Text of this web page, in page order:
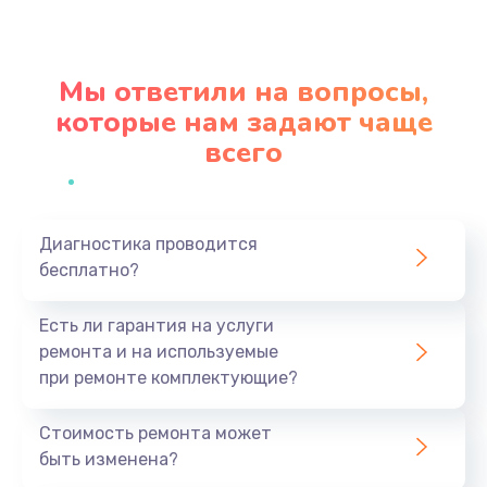
Заказать
Замена экрана
Замена шлейфа матрицы
Заказать
1060 руб.
Мы ответили на вопросы,
которые нам задают чаще
всего
Диагностика проводится
бесплатно?
Есть ли гарантия на услуги
ремонта и на используемые
при ремонте комплектующие?
Стоимость ремонта может
быть изменена?